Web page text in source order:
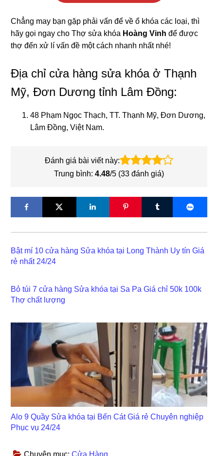
Chẳng may bạn gặp phải vấn để về ổ khóa các loại, thì
hãy gọi ngay cho Thợ sửa khóa Hoàng Vinhđể được
thợ đến xử lí vấn đề một cách nhanh nhất nhé!
Địa chỉ cửa hàng sửa khóa ở Thạnh
Mỹ, Đơn Dương tỉnh Lâm Đồng:
48 Phạm Ngọc Thạch, TT. Thạnh Mỹ, Đơn Dương,
Lâm Đồng, Việt Nam.
Đánh giá bài viết này:
Trung bình: 4.48/5 (33 đánh giá)
Bật mí 10 cửa hàng Sửa khóa tại Long Thành Uy tín Giá
rẻ nhất 24/24
Bỏ túi 7 cửa hàng Sửa khóa tại Sa Pa Giá chỉ 50k 100k
Thợ chất lượng
Alo 9 Quầy Sửa khóa tại Bến Cát Giá rẻ Chuyên nghiệp
Phục vụ 24/24
Chuyên mục:Cửa Hàng